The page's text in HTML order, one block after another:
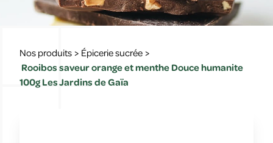
Nos produits > Épicerie sucrée >
Rooibos saveur orange et menthe Douce humanite
100g Les Jardins de Gaïa